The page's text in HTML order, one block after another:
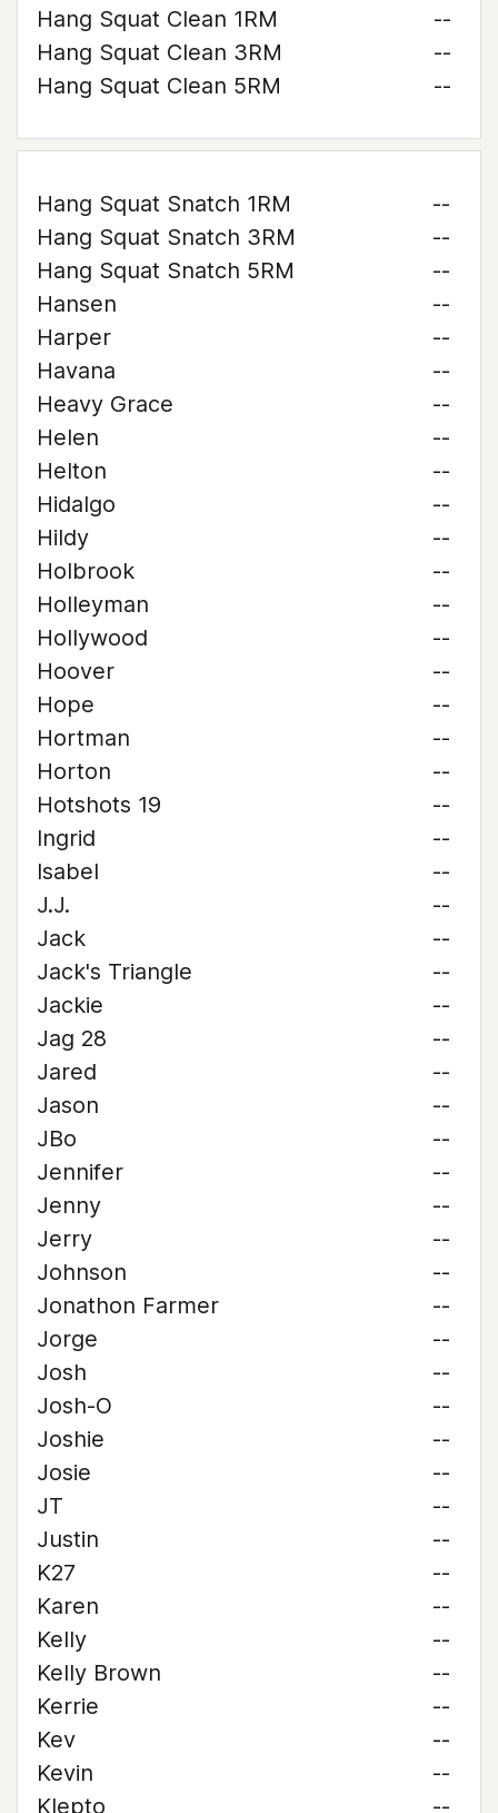
Hang Squat Clean 1RM
--
Hang Squat Clean 3RM
--
Hang Squat Clean 5RM
--
Hang Squat Snatch 1RM
--
Hang Squat Snatch 3RM
--
Hang Squat Snatch 5RM
--
Hansen
--
Harper
--
Havana
--
Heavy Grace
--
Helen
--
Helton
--
Hidalgo
--
Hildy
--
Holbrook
--
Holleyman
--
Hollywood
--
Hoover
--
Hope
--
Hortman
--
Horton
--
Hotshots 19
--
Ingrid
--
Isabel
--
J.J.
--
Jack
--
Jack's Triangle
--
Jackie
--
Jag 28
--
Jared
--
Jason
--
JBo
--
Jennifer
--
Jenny
--
Jerry
--
Johnson
--
Jonathon Farmer
--
Jorge
--
Josh
--
Josh-O
--
Joshie
--
Josie
--
JT
--
Justin
--
K27
--
Karen
--
Kelly
--
Kelly Brown
--
Kerrie
--
Kev
--
Kevin
--
Klepto
--